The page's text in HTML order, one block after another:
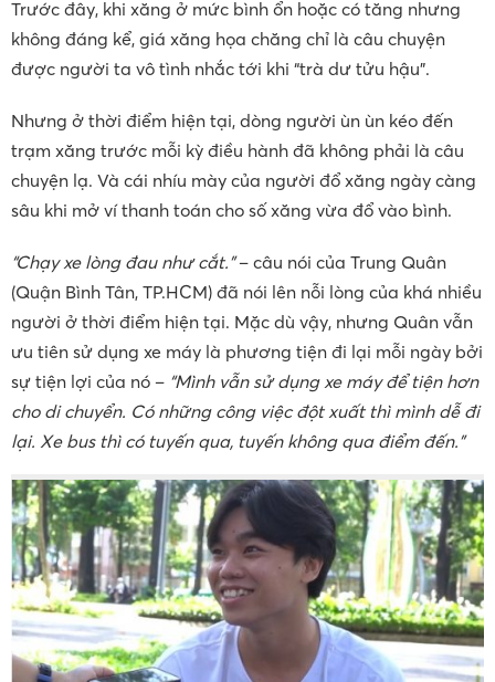
Trước đây, khi xăng ở mức bình ổn hoặc có tăng nhưng
không đáng kể, giá xăng họa chăng chỉ là câu chuyện
được người ta vô tình nhắc tới khi “trà dư tửu hậu”.
Nhưng ở thời điểm hiện tại, dòng người ùn ùn kéo đến
trạm xăng trước mỗi kỳ điều hành đã không phải là câu
chuyện lạ. Và cái nhíu mày của người đổ xăng ngày càng
sâu khi mở ví thanh toán cho số xăng vừa đổ vào bình.
“Chạy xe lòng đau như cắt.”– câu nói của Trung Quân
(Quận Bình Tân, TP.HCM) đã nói lên nỗi lòng của khá nhiều
người ở thời điểm hiện tại. Mặc dù vậy, nhưng Quân vẫn
ưu tiên sử dụng xe máy là phương tiện đi lại mỗi ngày bởi
sự tiện lợi của nó – “Mình vẫn sử dụng xe máy để tiện hơn
cho di chuyển. Có những công việc đột xuất thì mình dễ đi
lại. Xe bus thì có tuyến qua, tuyến không qua điểm đến.”